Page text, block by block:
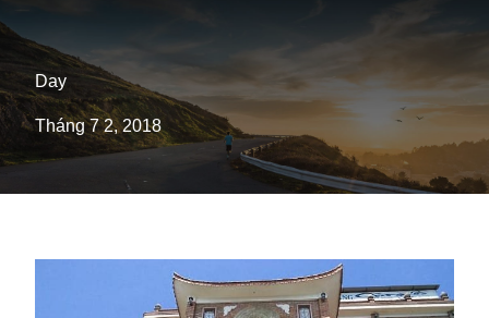
Day
Tháng 7 2, 2018